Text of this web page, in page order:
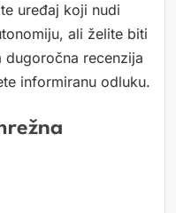
uređaj koji nudi
ali želite biti
dugoročna recenzija
informiranu odluku.